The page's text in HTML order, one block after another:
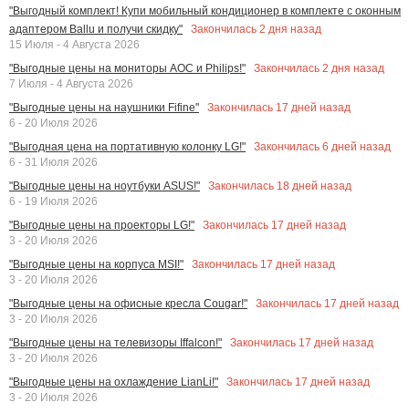
"Выгодный комплект! Купи мобильный кондиционер в комплекте с оконным
адаптером Ballu и получи скидку"
Закончилась 2 дня назад
15 Июля - 4 Августа 2026
"Выгодные цены на мониторы AOC и Philips!"
Закончилась 2 дня назад
7 Июля - 4 Августа 2026
"Выгодные цены на наушники Fifine"
Закончилась 17 дней назад
6 - 20 Июля 2026
"Выгодная цена на портативную колонку LG!"
Закончилась 6 дней назад
6 - 31 Июля 2026
"Выгодные цены на ноутбуки ASUS!"
Закончилась 18 дней назад
6 - 19 Июля 2026
"Выгодные цены на проекторы LG!"
Закончилась 17 дней назад
3 - 20 Июля 2026
"Выгодные цены на корпуса MSI!"
Закончилась 17 дней назад
3 - 20 Июля 2026
"Выгодные цены на офисные кресла Cougar!"
Закончилась 17 дней назад
3 - 20 Июля 2026
"Выгодные цены на телевизоры Iffalcon!"
Закончилась 17 дней назад
3 - 20 Июля 2026
"Выгодные цены на охлаждение LianLi!"
Закончилась 17 дней назад
3 - 20 Июля 2026